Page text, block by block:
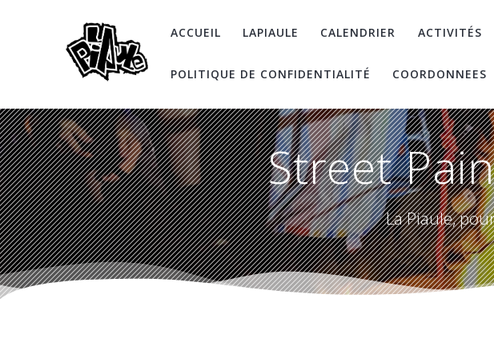
ACCUEIL LAPIAULE CALENDRIER ACTIVITÉS
POLITIQUE DE CONFIDENTIALITÉ COORDONNEES
Street
La Piaule,